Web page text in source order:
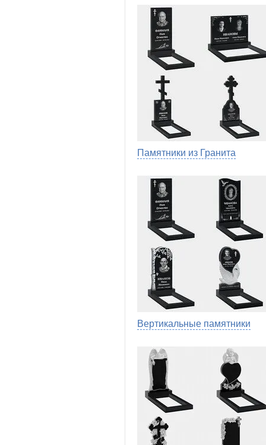
Памятники из Гранита
Вертикальные памятники